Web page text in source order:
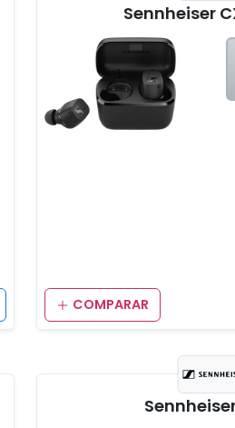
Sennheiser
COMPARAR